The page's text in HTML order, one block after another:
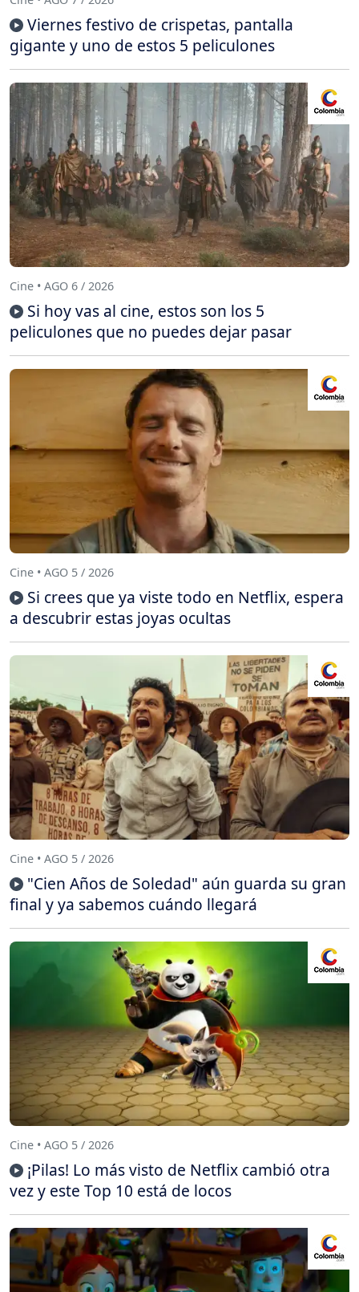
Viernes festivo de crispetas, pantalla
gigante y uno de estos 5 peliculones
Cine • AGO 6 / 2026
Si hoy vas al cine, estos son los 5
peliculones que no puedes dejar pasar
Cine • AGO 5 / 2026
Si crees que ya viste todo en Netflix, espera
a descubrir estas joyas ocultas
Cine • AGO 5 / 2026
"Cien Años de Soledad" aún guarda su gran
final y ya sabemos cuándo llegará
Cine • AGO 5 / 2026
¡Pilas! Lo más visto de Netflix cambió otra
vez y este Top 10 está de locos